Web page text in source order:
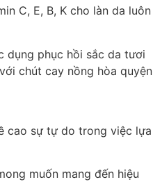
C, E, B, K cho làn da luôn
dụng phục hồi sắc da tươi
chút cay nồng hòa quyện
cao sự tự do trong việc lựa
muốn mang đến hiệu